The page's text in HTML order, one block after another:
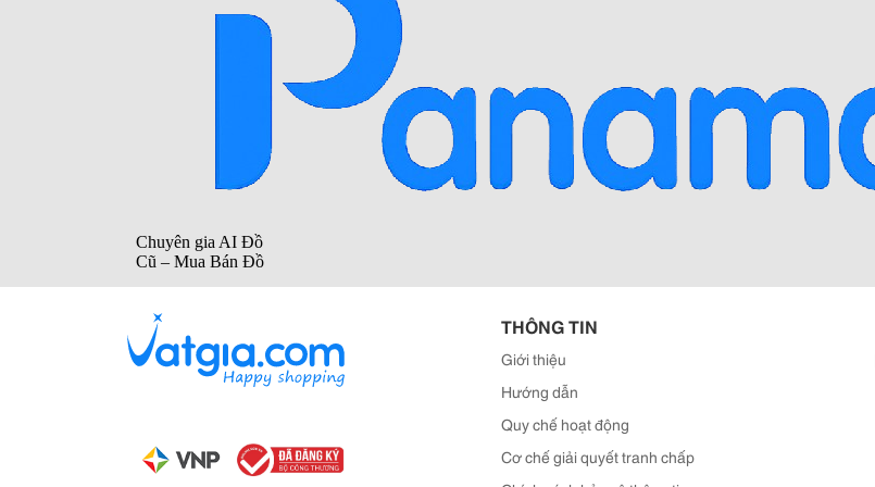
THÔNG TIN
Giới thiệu
Hướng dẫn
Quy chế hoạt động
Cơ chế giải quyết tranh chấp